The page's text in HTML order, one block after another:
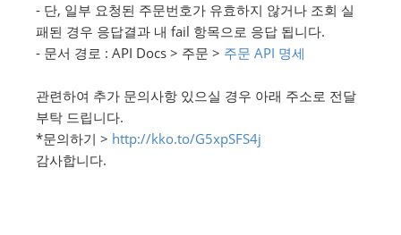
- 단, 일부 요청된 주문번호가 유효하지 않거나 조회 실
패된 경우 응답결과 내 fail 항목으로 응답 됩니다.
- 문서 경로 : API Docs > 주문 > 주문 API 명세
관련하여 추가 문의사항 있으실 경우 아래 주소로 전달
부탁 드립니다.
*문의하기 > http://kko.to/G5xpSFS4j
감사합니다.